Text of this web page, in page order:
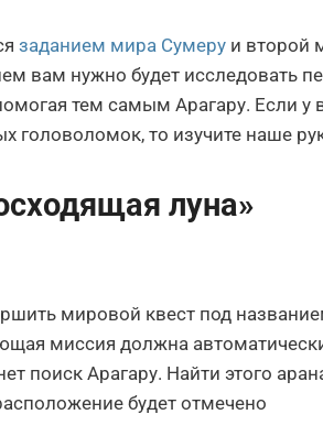
заданием мира Сумеру и второй
вам нужно будет исследовать
тем самым Арагару. Если у
головоломок, то изучите наше
луна»
мировой квест под
миссия должна
поиск Арагару. Найти этого
будет отмечено